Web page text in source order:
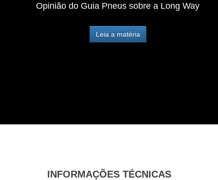
Opinião do Guia Pneus sobre a Long Way
Leia a matéria
INFORMAÇÕES TÉCNICAS